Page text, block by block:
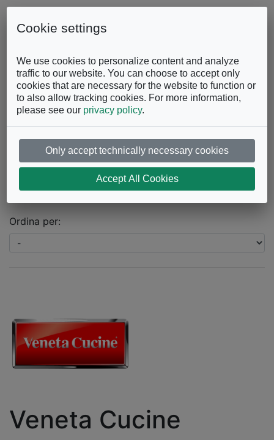
Skip to content
FacebookInstagramYouTube
Catalogo
Prodotti trovati: 19
Ordina per:
Veneta Cucine
Cookie settings
We use cookies to personalize content and analyze
traffic to our website. You can choose to accept only
cookies that are necessary for the website to function or
to also allow tracking cookies. For more information,
please see our privacy policy.
Only accept technically necessary cookies
Accept All Cookies